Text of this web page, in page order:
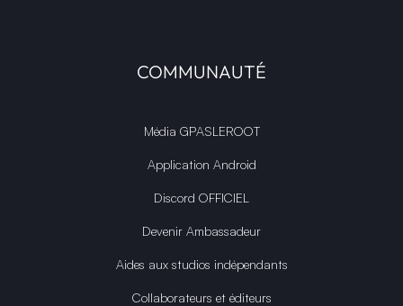
COMMUNAUTÉ
Média GPASLEROOT
Application Android
Discord OFFICIEL
Devenir Ambassadeur
Aides aux studios indépendants
Collaborateurs et éditeurs